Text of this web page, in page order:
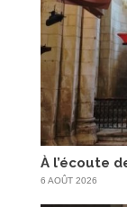
À l’écoute
6 AOÛT 2026